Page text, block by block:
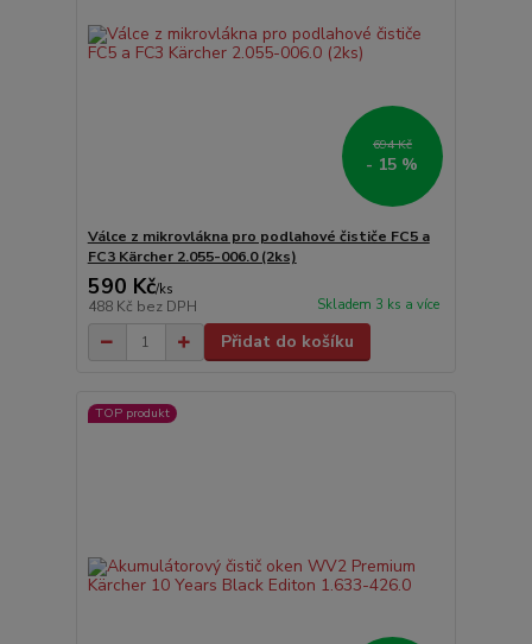
694 Kč
- 15 %
Válce z mikrovlákna pro podlahové čističe FC5 a
FC3 Kärcher 2.055-006.0 (2ks)
590 Kč/ks
488 Kč bez DPH Skladem 3 ks a více
Přidat do košíku
TOP produkt